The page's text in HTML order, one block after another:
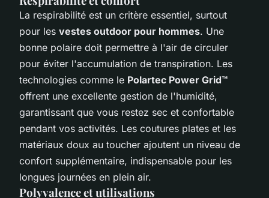
La respirabilité est un critère essentiel, surtout
pour les vestes outdoor pour hommes. Une
bonne polaire doit permettre à l'air de circuler
pour éviter l'accumulation de transpiration. Les
technologies comme le Polartec Power Grid™
offrent une excellente gestion de l'humidité,
garantissant que vous restez sec et confortable
pendant vos activités. Les coutures plates et les
matériaux doux au toucher ajoutent un niveau de
confort supplémentaire, indispensable pour les
longues journées en plein air.
Polyvalence et utilisations